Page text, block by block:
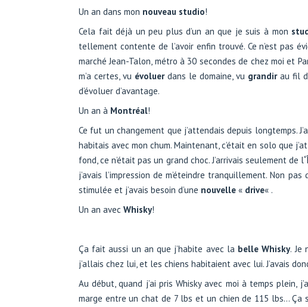
Un an dans mon nouveau studio!
Cela fait déjà un peu plus d’un an que je suis à mon
tellement contente de l’avoir enfin trouvé. Ce n’est pas
marché Jean-Talon, métro à 30 secondes de chez moi et
m’a certes, vu évoluerdans le domaine, vu grandirau fil
d’évoluer d’avantage.
Un an à Montréal!
Ce fut un changement que j’attendais depuis longtemps.
habitais avec mon chum. Maintenant, c’était en solo que
fond, ce n’était pas un grand choc. J’arrivais seulement de l
j’avais l’impression de m’éteindre tranquillement. Non
stimulée et j’avais besoin d’une nouvelle « drive« .
Un an avec Whisky!
Ça fait aussi un an que j’habite avec la belle Whisky. Je
j’allais chez lui, et les chiens habitaient avec lui. J’avais
Au début, quand j’ai pris Whisky avec moi à temps plein,
marge entre un chat de 7 lbs et un chien de 115 lbs… Ça